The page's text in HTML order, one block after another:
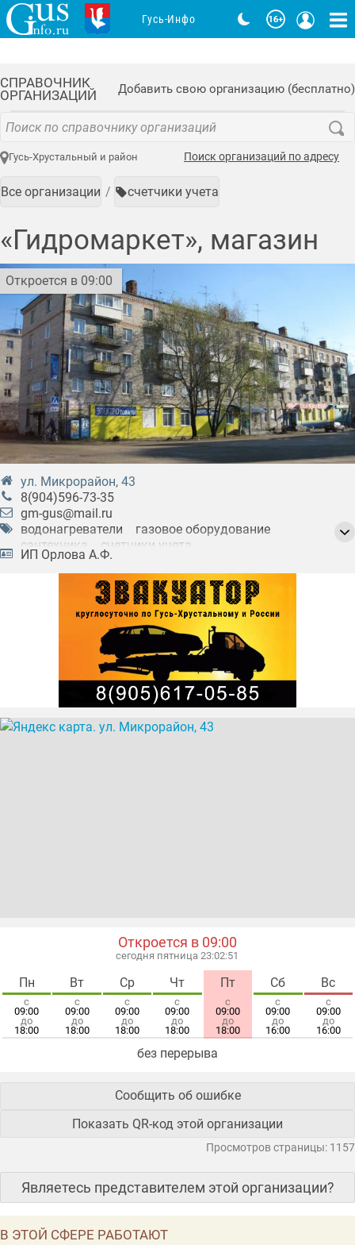
СПРАВОЧНИК
ОРГАНИЗАЦИЙ
Добавить свою организацию (бесплатно)
Гусь-Хрустальный и район Поиск организаций по адресу
Все организации счетчики учета
«Гидромаркет», магазин
Откроется в 09:00
ул. Микрорайон, 43
8(904)596-73-35
gm-gus@mail.ru
водонагреватели
газовое оборудование
сантехника
счетчики учета
фурнитура сантехническая
ИП Орлова А.Ф.
Откроется в 09:00
сегодня пятница 23:02:52
Пн
с
09:00
до
18:00
Вт
с
09:00
до
18:00
Ср
с
09:00
до
18:00
Чт
с
09:00
до
18:00
Пт
с
09:00
до
18:00
Сб
с
09:00
до
16:00
Вс
с
09:00
до
16:00
без перерыва
Сообщить об ошибке
Показать QR-код этой организации
Просмотров страницы: 1157
Являетесь представителем этой организации?
В ЭТОЙ СФЕРЕ РАБОТАЮТ
Гусь-Инфо